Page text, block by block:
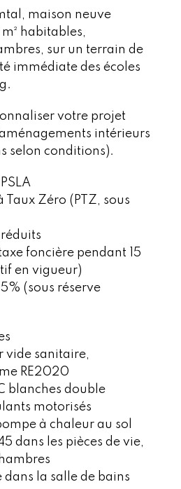
maison neuve
habitables,
sur un terrain de
immédiate des écoles
votre projet
intérieurs
selon conditions).
Taux Zéro (PTZ, sous
foncière pendant 15
en vigueur)
(sous réserve
vide sanitaire,
RE2020
blanches double
motorisés
à chaleur au sol
dans les pièces de vie,
dans la salle de bains